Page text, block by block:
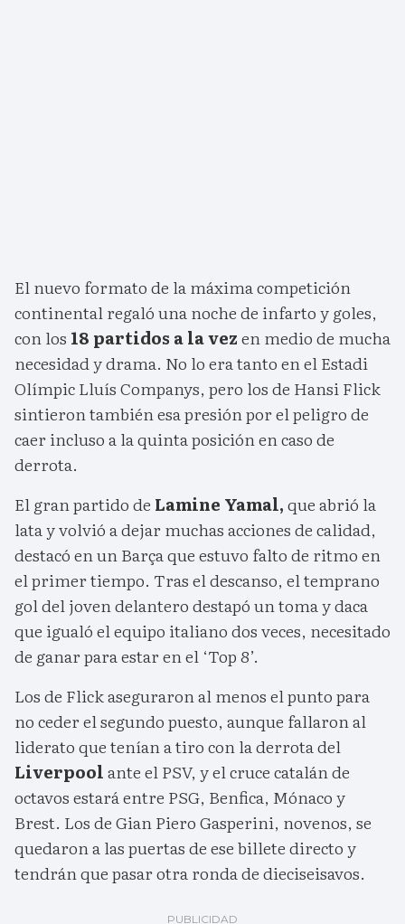
El nuevo formato de la máxima competición
continental regaló una noche de infarto y goles,
con los 18 partidos a la vezen medio de mucha
necesidad y drama. No lo era tanto en el Estadi
Olímpic Lluís Companys, pero los de Hansi Flick
sintieron también esa presión por el peligro de
caer incluso a la quinta posición en caso de
derrota.
El gran partido de Lamine Yamal,que abrió la
lata y volvió a dejar muchas acciones de calidad,
destacó en un Barça que estuvo falto de ritmo en
el primer tiempo. Tras el descanso, el temprano
gol del joven delantero destapó un toma y daca
que igualó el equipo italiano dos veces, necesitado
de ganar para estar en el ‘Top 8’.
Los de Flick aseguraron al menos el punto para
no ceder el segundo puesto, aunque fallaron al
liderato que tenían a tiro con la derrota del
Liverpoolante el PSV, y el cruce catalán de
octavos estará entre PSG, Benfica, Mónaco y
Brest. Los de Gian Piero Gasperini, novenos, se
quedaron a las puertas de ese billete directo y
tendrán que pasar otra ronda de dieciseisavos.